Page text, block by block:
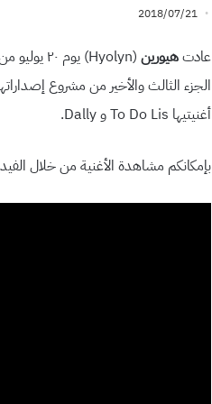
2018/07/21
عادتهيورين (Hyolyn) يوم ٢٠ يوليو من خلال إصدارها لفيديو كليب أغنيتها الرئيسية
أغنيتيها To Do Lis و Dally.
بإمكانكم مشاهدة الأغنية من خلال